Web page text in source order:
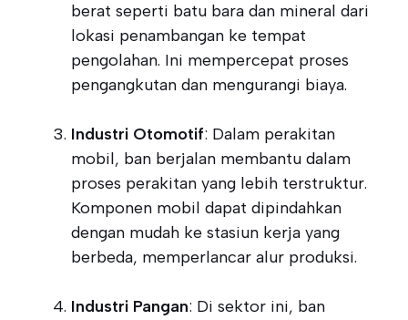
berat seperti batu bara dan mineral dari
lokasi penambangan ke tempat
pengolahan. Ini mempercepat proses
pengangkutan dan mengurangi biaya.
Industri Otomotif: Dalam perakitan
mobil, ban berjalan membantu dalam
proses perakitan yang lebih terstruktur.
Komponen mobil dapat dipindahkan
dengan mudah ke stasiun kerja yang
berbeda, memperlancar alur produksi.
Industri Pangan: Di sektor ini, ban